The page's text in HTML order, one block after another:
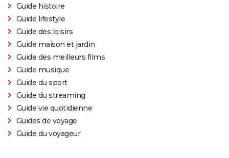
Guide histoire
Guide lifestyle
Guide des loisirs
Guide maison et jardin
Guide des meilleurs films
Guide musique
Guide du sport
Guide du streaming
Guide vie quotidienne
Guides de voyage
Guide du voyageur